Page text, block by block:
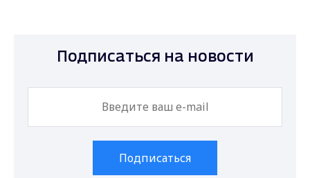
Подписаться на новости
Подписаться